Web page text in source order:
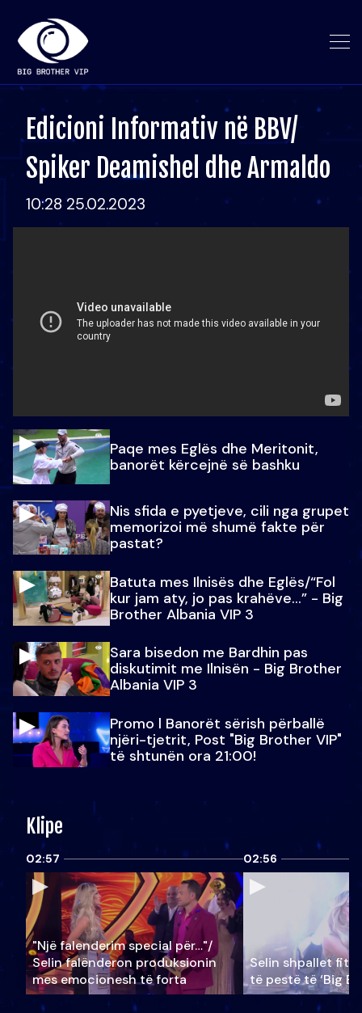
Edicioni Informativ në BBV/
Spiker Deamishel dhe Armaldo
10:28 25.02.2023
Paqe mes Eglës dhe Meritonit,
banorët kërcejnë së bashku
Nis sfida e pyetjeve, cili nga grupet
memorizoi më shumë fakte për
pastat?
Batuta mes Ilnisës dhe Eglës/“Fol
kur jam aty, jo pas krahëve…” - Big
Brother Albania VIP 3
Sara bisedon me Bardhin pas
diskutimit me Ilnisën - Big Brother
Albania VIP 3
Promo l Banorët sërish përballë
njëri-tjetrit, Post "Big Brother VIP"
të shtunën ora 21:00!
Klipe
02:57
"Një falenderim special për…"/
Selin falënderon produksionin
mes emocionesh të forta
02:56
Selin shpallet
të pestë të ‘Big